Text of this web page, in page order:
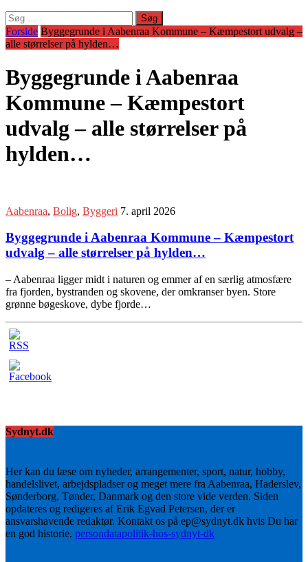
Søg
efter:
Forside Byggegrunde i Aabenraa Kommune – Kæmpestort udvalg –
alle størrelser på hylden…
Byggegrunde i Aabenraa
Kommune – Kæmpestort
udvalg – alle størrelser på
hylden…
Aabenraa, Bolig, Byggeri 7. april 2026
Byggegrunde i Aabenraa Kommune – Kæmpestort
udvalg – alle størrelser på hylden…
– Aabenraa ligger midt i naturen og emmer af en særlig atmosfære
fra fjorden, bystranden og skovene, der omkranser byen. Store
grønne bøgeskove, dybe fjorde…
Sydnyt.dk
Her kan du læse om nyheder, arrangementer, sport, natur, hobby,
handelslivet, arbejdspladser og meget mere fra Aabenraa, Haderslev,
Sønderborg, Tønder, Danmark og den store vide verden. Siden
opdateres og redigeres af Erik Egvad Petersen, der er
ansvarshavende redaktør. Kontakt os på ep@sydnyt.dk hvis Du har
en god historie. persondatapolitik-hos-sydnyt-dk